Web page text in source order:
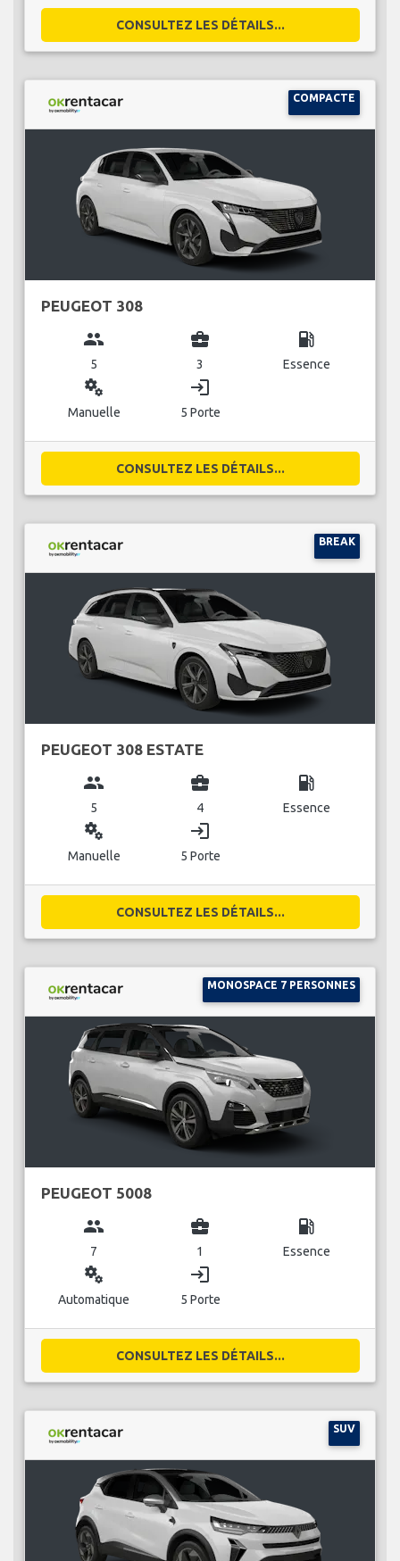
CONSULTEZ LES DÉTAILS...
COMPACTE
PEUGEOT 308
group
5
business_center
3
local_gas_station
Essence
miscellaneous_services
Manuelle
login
5 Porte
CONSULTEZ LES DÉTAILS...
BREAK
PEUGEOT 308 ESTATE
group
5
business_center
4
local_gas_station
Essence
miscellaneous_services
Manuelle
login
5 Porte
CONSULTEZ LES DÉTAILS...
MONOSPACE 7 PERSONNES
PEUGEOT 5008
group
7
business_center
1
local_gas_station
Essence
miscellaneous_services
Automatique
login
5 Porte
CONSULTEZ LES DÉTAILS...
SUV